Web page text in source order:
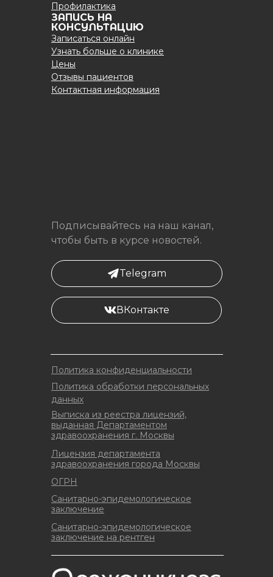
ОГРН
Санитарно-эпидемологическое
заключение
Санитарно-эпидемологическое
заключение на рентген
Выписка из реестра лицензий,
выданная Департаментом
здравоохранения г. Москвы
Лицензия департамента
здравоохранения города Москвы
Политика конфиденциальности
Политика обработки персональных
данных
Подписывайтесь на наш канал,
чтобы быть в курсе новостей.
ВКонтакте
Telegram
Профилактика
ЗАПИСЬ НА
КОНСУЛЬТАЦИЮ
Записаться онлайн
Узнать больше о клинике
Цены
Отзывы пациентов
Контактная информация